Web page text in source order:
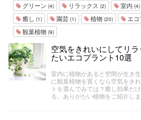
グリーン (4) リラックス (2) 室内 (4)
癒し (1) 園芸 (1) 植物 (20) エコ
観葉植物 (9)
空気をきれいにしてリ
たいエコプラント10選
室内に植物があると空間が生き
に観葉植物を置くなら空気をき
トを選んでみては？癒し効果だ
る、ありがたい植物をご紹介しま